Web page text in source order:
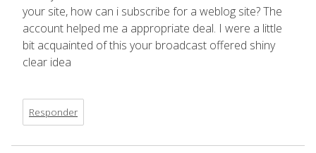
your site, how can i subscribe for a weblog site? The
account helped me a appropriate deal. I were a little
bit acquainted of this your broadcast offered shiny
clear idea
Responder